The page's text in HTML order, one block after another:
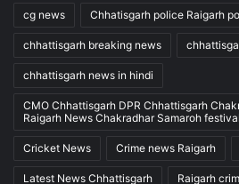
cg news Chhatisgarh police Raigarh
chhattisgarh breaking news
chhattisgarh news in hindi
CMO Chhattisgarh DPR Chhattisgarh
Raigarh News Chakradhar Samaroh festival
Cricket News Crime news Raigarh
Latest News Chhattisgarh Raigarh